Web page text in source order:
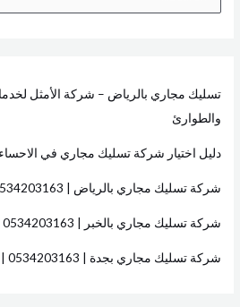
ث
ع
تسليك مجاري بالرياض – شركة الأمثل
والطوارئ
دليل اختيار شركة تسليك مجاري في الاحساء 0534203163
شركة تسليك مجاري بالرياض | 0534203163 | خدمة 24 ساعة
شركة تسليك مجاري بالخبر | 0534203163 | خدمة 24 ساعة
شركة تسليك مجاري بجدة | 0534203163 | خدمة 24 ساعة